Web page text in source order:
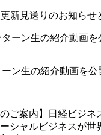
新見送りのお知らせ
ン生の紹介動画を公